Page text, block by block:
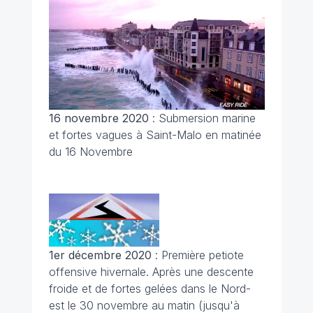
16 novembre 2020 : Submersion marine
et fortes vagues à Saint-Malo en matinée
du 16 Novembre
1er décembre 2020 : Première petiote
offensive hivernale. Après une descente
froide et de fortes gelées dans le Nord-
est le 30 novembre au matin (jusqu'à